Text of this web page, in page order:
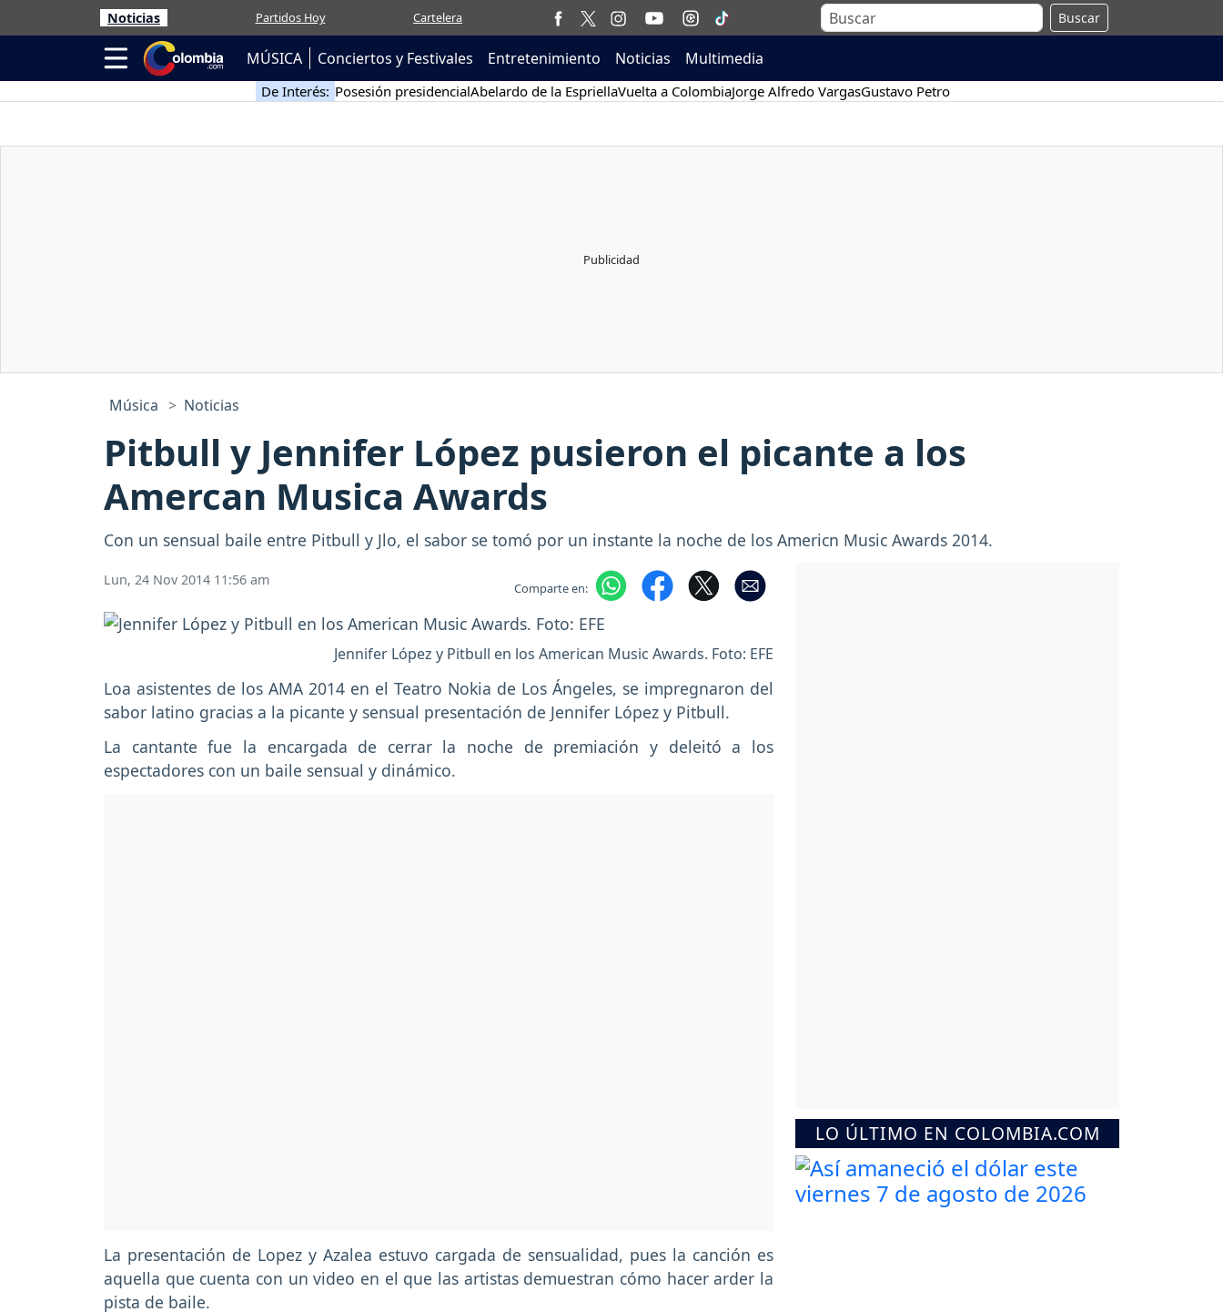
Noticias Partidos Hoy Cartelera Buscar
MÚSICA Conciertos y Festivales Entretenimiento Noticias Multimedia
De Interés: Posesión presidencialAbelardo de la EspriellaVuelta a ColombiaJorge Alfredo VargasGustavo Petro
Música Noticias
Pitbull y Jennifer López pusieron el picante a los
Amercan Musica Awards
Con un sensual baile entre Pitbull y Jlo, el sabor se tomó por un instante la noche de los Americn Music Awards 2014.
Lun, 24 Nov 2014 11:56 am Comparte en:
Jennifer López y Pitbull en los American Music Awards. Foto: EFE
Loa asistentes de los AMA 2014 en el Teatro Nokia de Los Ángeles, se impregnaron del
sabor latino gracias a la picante y sensual presentación de Jennifer López y Pitbull.
La cantante fue la encargada de cerrar la noche de premiación y deleitó a los
espectadores con un baile sensual y dinámico.
La presentación de Lopez y Azalea estuvo cargada de sensualidad, pues la canción es
aquella que cuenta con un video en el que las artistas demuestran cómo hacer arder la
pista de baile.
LO ÚLTIMO EN COLOMBIA.COM